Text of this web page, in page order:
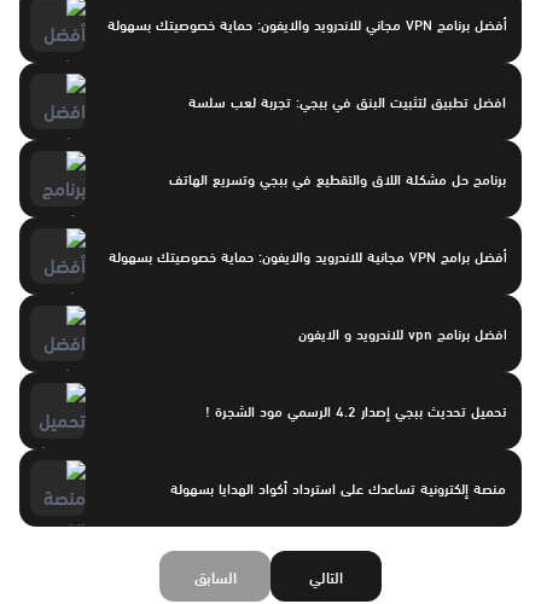
أفضل برنامج VPN مجاني للاندرويد والايفون: حماية خصوصيتك بسهولة
افضل تطبيق لتثبيت البنق في ببجي: تجربة لعب سلسة
برنامج حل مشكلة اللاق والتقطيع في ببجي وتسريع الهاتف
أفضل برامج VPN مجانية للاندرويد والايفون: حماية خصوصيتك بسهولة
افضل برنامج vpn للاندرويد و الايفون
تحميل تحديث ببجي إصدار 4.2 الرسمي مود الشجرة !
منصة إلكترونية تساعدك على استرداد أكواد الهدايا بسهولة
السابق التالي